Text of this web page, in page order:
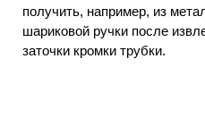
получить, например, из
шариковой ручки после
заточки кромки трубки.